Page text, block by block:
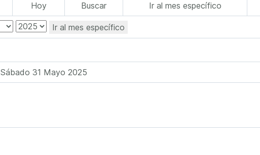
Hoy Buscar Ir al mes específico
Ir al mes específico
Sábado 31 Mayo 2025